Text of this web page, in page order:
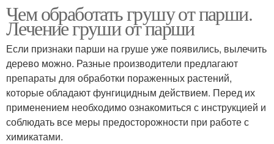
Чем обработать грушу от парши.
Лечение груши от парши
Если признаки парши на груше уже появились, вылечить
дерево можно. Разные производители предлагают
препараты для обработки пораженных растений,
которые обладают фунгицидным действием. Перед их
применением необходимо ознакомиться с инструкцией и
соблюдать все меры предосторожности при работе с
химикатами.